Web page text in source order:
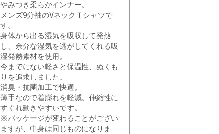
やみつき柔らかインナー。
メンズ9分袖のVネックＴシャツで
す。
身体から出る湿気を吸収して発熱
し、余分な湿気を逃がしてくれる吸
湿発熱素材を使用。
今までにない軽さと保温性、ぬくも
りを追求しました。
消臭・抗菌加工で快適。
薄手なので着膨れを軽減。伸縮性に
すぐれ動きやすいです。
※パッケージが変わることがござい
ますが、中身は同じものになりま